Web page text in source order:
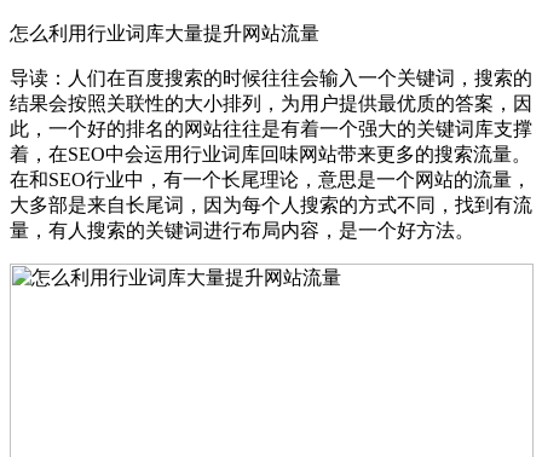
怎么利用行业词库大量提升网站流量
导读：人们在百度搜索的时候往往会输入一个关键词，搜索的
结果会按照关联性的大小排列，为用户提供最优质的答案，因
此，一个好的排名的网站往往是有着一个强大的关键词库支撑
着，在SEO中会运用行业词库回味网站带来更多的搜索流量。
在和SEO行业中，有一个长尾理论，意思是一个网站的流量，
大多部是来自长尾词，因为每个人搜索的方式不同，找到有流
量，有人搜索的关键词进行布局内容，是一个好方法。